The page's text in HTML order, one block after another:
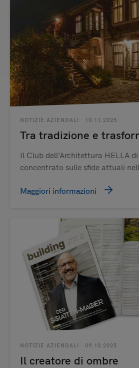
NOTIZIE AZIENDALI · 10.11.2025
Tra tradizione e
Il Club dell'Architettura HELLA
concentrato sulle sfide attuali
Maggiori informazioni
NOTIZIE AZIENDALI · 09.10.2025
Il creatore di ombre